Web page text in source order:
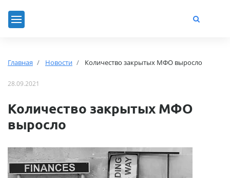
Главная Новости Количество закрытых МФО выросло
28.09.2021
Количество закрытых МФО
выросло